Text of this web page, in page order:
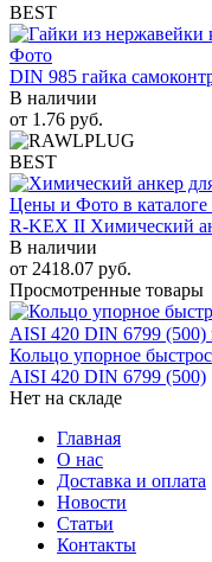
BEST
DIN 985 гайка
В наличии
от 1.76 руб.
BEST
R-KEX II Химический
В наличии
от 2418.07 руб.
Просмотренные товары
Кольцо упорное
АISI 420 DIN 6799 (500)
Нет на складе
Главная
О нас
Доставка и оплата
Новости
Статьи
Контакты